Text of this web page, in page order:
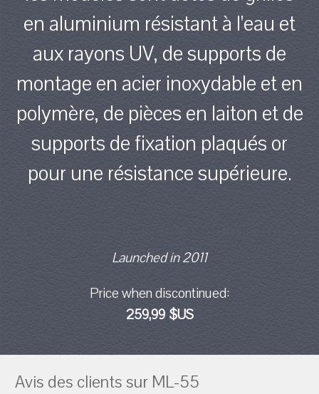
en aluminium résistant à l'eau et
aux rayons UV, de supports de
montage en acier inoxydable et en
polymère, de pièces en laiton et de
supports de fixation plaqués or
pour une résistance supérieure.
Launched in 2011
Price when discontinued:
259,99 $US
Avis des clients sur ML-55